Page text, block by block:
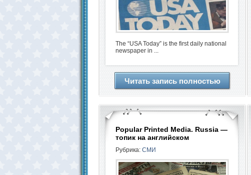
The “USA Today” is the first daily national
newspaper in ...
Читать запись полностью
Popular Printed Media. Russia —
топик на английском
Рубрика: СМИ